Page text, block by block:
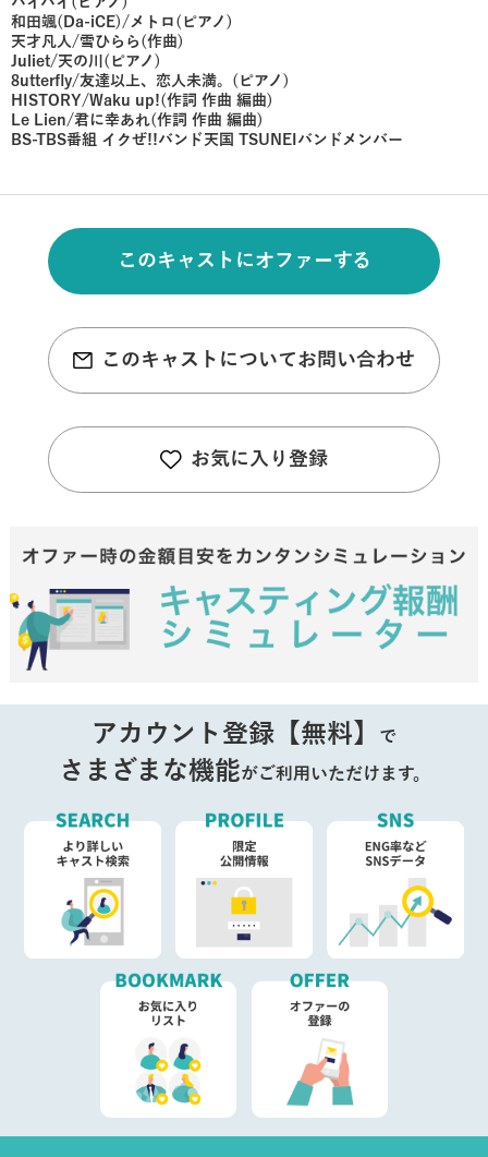
和田颯(Da-iCE)/メトロ(ピアノ)
天才凡人/雪ひらら(作曲)
Juliet/天の川(ピアノ)
8utterfly/友達以上、恋人未満。(ピアノ)
HISTORY/Waku up!(作詞 作曲 編曲)
Le Lien/君に幸あれ(作詞 作曲 編曲)
BS-TBS番組 イクぜ!!バンド天国 TSUNEIバンドメンバー
このキャストにオファーする
このキャストについてお問い合わせ
お気に入り登録
アカウント登録【無料】 で
さまざまな機能がご利用いただけます。